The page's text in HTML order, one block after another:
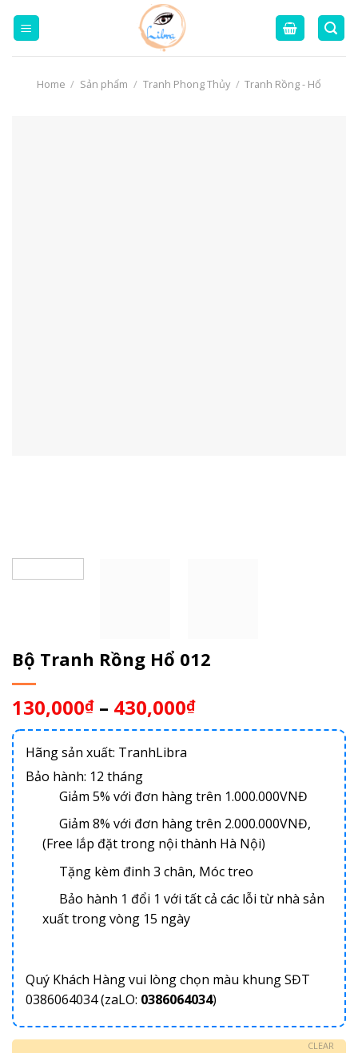
Home / Sản phẩm / Tranh Phong Thủy / Tranh Rồng - Hổ
Bộ Tranh Rồng Hổ 012
130,000₫ – 430,000₫
Hãng sản xuất: TranhLibra
Bảo hành: 12 tháng
Giảm 5% với đơn hàng trên 1.000.000VNĐ
Giảm 8% với đơn hàng trên 2.000.000VNĐ,
(Free lắp đặt trong nội thành Hà Nội)
Tặng kèm đinh 3 chân, Móc treo
Bảo hành 1 đổi 1 với tất cả các lỗi từ nhà sản
xuất trong vòng 15 ngày
Quý Khách Hàng vui lòng chọn màu khung SĐT
0386064034 (zaLO: 0386064034)
CLEAR